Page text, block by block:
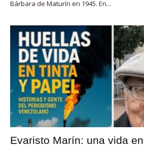
Bárbara de Maturín en 1945. En...
Evaristo Marín: una vida